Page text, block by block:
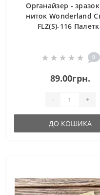
Органайзер -
ниток Wonderland
FLZ(S)-116
0
89.00грн.
- +
ДО КОШИКА